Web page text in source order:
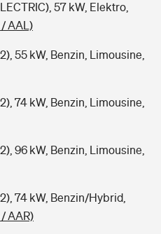
57 kW, Elektro,
AAL)
55 kW, Benzin, Limousine,
74 kW, Benzin, Limousine,
96 kW, Benzin, Limousine,
74 kW, Benzin/Hybrid,
AAR)